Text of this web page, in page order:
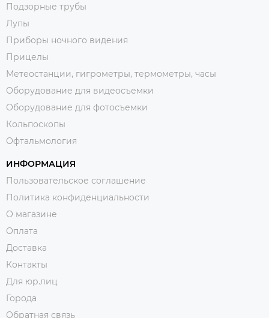
Подзорные трубы
Лупы
Приборы ночного видения
Прицелы
Метеостанции, гигрометры, термометры, часы
Оборудование для видеосъемки
Оборудование для фотосъемки
Кольпоскопы
Офтальмология
ИНФОРМАЦИЯ
Пользовательское соглашение
Политика конфиденциальности
О магазине
Оплата
Доставка
Контакты
Для юр.лиц
Города
Обратная связь